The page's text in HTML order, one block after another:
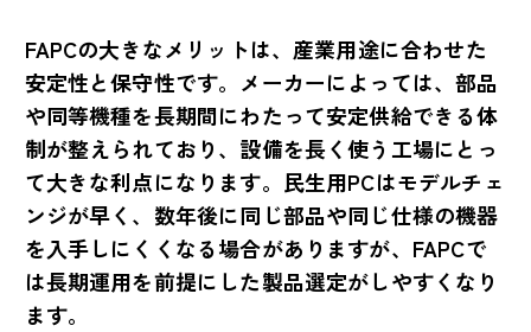
FAPCの大きなメリットは、産業用途に合わせた
安定性と保守性です。メーカーによっては、部品
や同等機種を長期間にわたって安定供給できる体
制が整えられており、設備を長く使う工場にとっ
て大きな利点になります。民生用PCはモデルチェ
ンジが早く、数年後に同じ部品や同じ仕様の機器
を入手しにくくなる場合がありますが、FAPCで
は長期運用を前提にした製品選定がしやすくなり
ます。